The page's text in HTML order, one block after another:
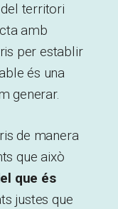
territori
amb
per establir
és una
generar.
de manera
que això
que és
justes que